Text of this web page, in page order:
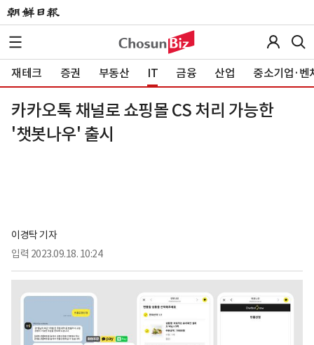
재테크 증권 부동산 IT 금융 산업 중소기업·벤
카카오톡 채널로 쇼핑몰 CS 처리 가능한
'챗봇나우' 출시
이경탁 기자
입력 2023.09.18. 10:24